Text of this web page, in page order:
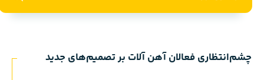
چشم‌انتظاری فعالان آهن آلات بر تصمیم‌های جدید